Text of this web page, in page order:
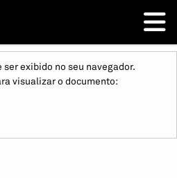
exibido no seu navegador.
visualizar o documento: